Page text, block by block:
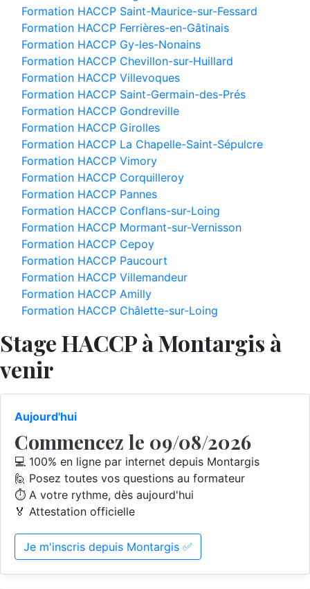
Formation HACCP Saint-Maurice-sur-Fessard
Formation HACCP Ferrières-en-Gâtinais
Formation HACCP Gy-les-Nonains
Formation HACCP Chevillon-sur-Huillard
Formation HACCP Villevoques
Formation HACCP Saint-Germain-des-Prés
Formation HACCP Gondreville
Formation HACCP Girolles
Formation HACCP La Chapelle-Saint-Sépulcre
Formation HACCP Vimory
Formation HACCP Corquilleroy
Formation HACCP Pannes
Formation HACCP Conflans-sur-Loing
Formation HACCP Mormant-sur-Vernisson
Formation HACCP Cepoy
Formation HACCP Paucourt
Formation HACCP Villemandeur
Formation HACCP Amilly
Formation HACCP Châlette-sur-Loing
Stage HACCP à Montargis à
venir
Aujourd'hui
Commencez le 09/08/2026
💻 100% en ligne par internet depuis Montargis
🙋 Posez toutes vos questions au formateur
⏱️ A votre rythme, dès aujourd'hui
🏅 Attestation officielle
Je m'inscris depuis Montargis ✅